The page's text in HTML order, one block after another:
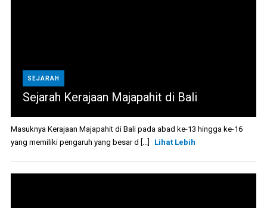
SEJARAH
Sejarah Kerajaan Majapahit di Bali
Masuknya Kerajaan Majapahit di Bali pada abad ke-13 hingga ke-16
yang memiliki pengaruh yang besar d [...]
Lihat Lebih